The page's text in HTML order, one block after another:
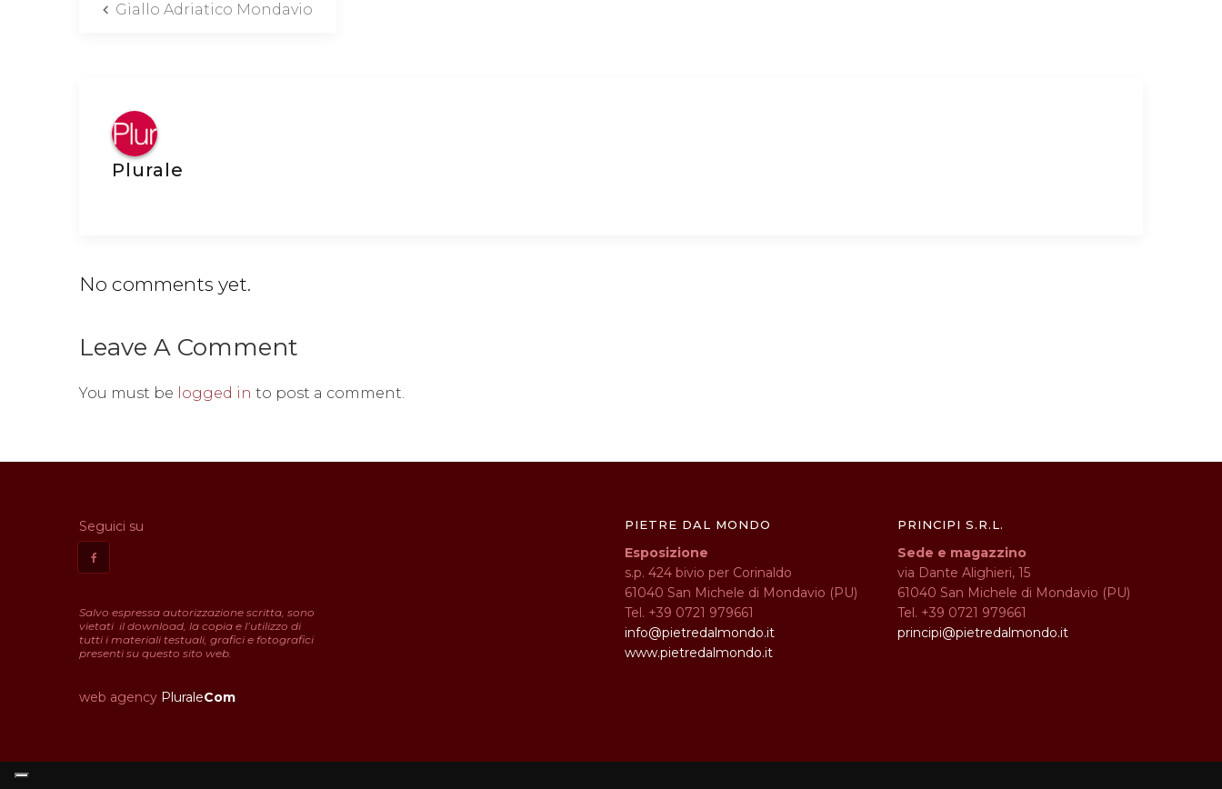
Giallo Adriatico Mondavio
Plurale
No comments yet.
Leave A Comment
You must be logged in to post a comment.
Seguici su
Salvo espressa autorizzazione scritta, sono
vietati il download, la copia e l’utilizzo di
tutti i materiali testuali, grafici e fotografici
presenti su questo sito web.
web agency PluraleCom
PIETRE DAL MONDO
Esposizione
s.p. 424 bivio per Corinaldo
61040 San Michele di Mondavio (PU)
Tel. +39 0721 979661
info@pietredalmondo.it
www.pietredalmondo.it
PRINCIPI S.R.L.
Sede e magazzino
via Dante Alighieri, 15
61040 San Michele di Mondavio (PU)
Tel. +39 0721 979661
principi@pietredalmondo.it